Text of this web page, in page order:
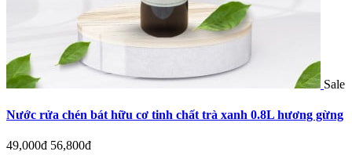
Sale
Nước rửa chén bát hữu cơ tinh chất trà xanh 0.8L hương gừng
49,000đ 56,800đ